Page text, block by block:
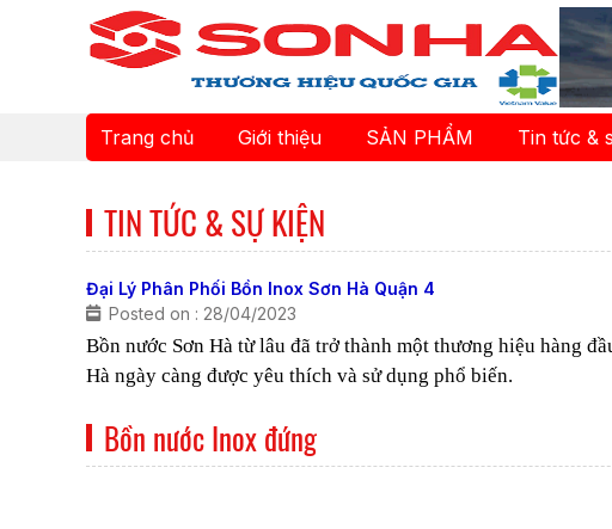
Trang chủ Giới thiệu SẢN PHẨM Tin tức &
TIN TỨC & SỰ KIỆN
Đại Lý Phân Phối Bồn Inox Sơn Hà Quận 4
Posted on : 28/04/2023
Bồn nước Sơn Hà từ lâu đã trở thành một thương hiệu hàng
Hà ngày càng được yêu thích và sử dụng phổ biến.
Bồn nước Inox đứng